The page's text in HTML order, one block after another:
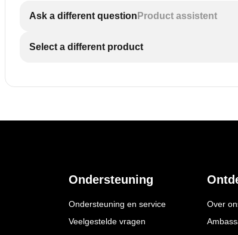
Ask a different question Product assistent
Select a different product
Ondersteuning
Ondersteuning en service
Veelgestelde vragen
Over